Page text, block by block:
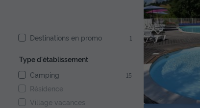
Destinations en promo 1
Type d'établissement
Camping
15
Résidence
Village vacances